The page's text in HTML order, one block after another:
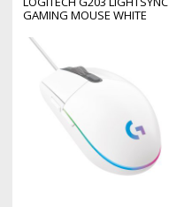
GAMING MOUSE WHITE